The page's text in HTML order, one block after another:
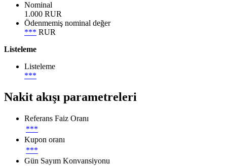
Nominal
1.000 RUR
Ödenmemiş nominal değer
*** RUR
Listeleme
Listeleme
***
Nakit akışı parametreleri
Referans Faiz Oranı
***
Kupon oranı
***
Gün Sayım Konvansiyonu